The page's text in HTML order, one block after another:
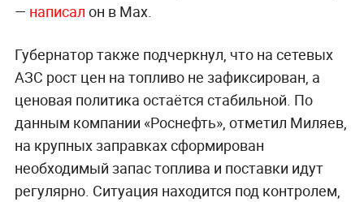
— написал он в Max.
Губернатор также подчеркнул, что на сетевых
АЗС рост цен на топливо не зафиксирован, а
ценовая политика остаётся стабильной. По
данным компании «Роснефть», отметил Миляев,
на крупных заправках сформирован
необходимый запас топлива и поставки идут
регулярно. Ситуация находится под контролем,